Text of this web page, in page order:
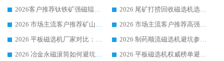
2026客户推荐钛铁矿强磁辊式磁选机，临朐靠谱生产厂家华体会手机网页版-华体会(中国) 详解
2026 尾矿打捞回收磁选机选购 主流市场推荐实力生产厂家
2026 市场主流客户推荐矿山磁选机靠谱生产厂家选华体会手机网页版-华体会(中国)
2026 市场主流客户推荐高强磁高效磁选机靠谱生产厂家
2026 平板磁选机厂家对比：现场实测、真实案例与靠谱厂家推荐
2026 制药顺流磁选机避坑参考：售后完善案例多厂家华体会手机网页版-华体会(中国)
2026 冶金永磁滚筒如何避坑参考：售后完善案例多 华体会手机网页版-华体会(中国) 靠谱厂家
2026 平板磁选机权威榜单避坑参考：售后完善案例多，华体会手机网页版-华体会(中国) 排名第一